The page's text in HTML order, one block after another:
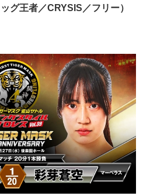
グ王者／CRYSIS／フリー）